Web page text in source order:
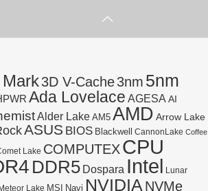
3D V-Cache3nm 5nm
Ada Lovelace AGESA AI
Alder Lake AM5 AMD Arrow Lake
ASUS BIOS Blackwell CannonLake Coffee
Lake COMPUTEXCPU
DDR5 Dospara Intel Lunar
Meteor Lake MSI Navi NVIDIA NVMe